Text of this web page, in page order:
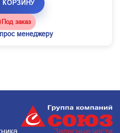
КОРЗИНУ
Под заказ
менеджеру